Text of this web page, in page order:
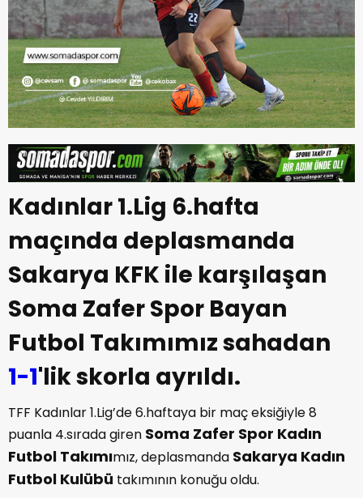
Kadınlar 1.Lig 6.hafta
maçında deplasmanda
Sakarya KFK ile karşılaşan
Soma Zafer Spor Bayan
Futbol Takımımız sahadan
1-1'lik skorla ayrıldı.
TFF Kadınlar 1.Lig’de 6.haftaya bir maç eksiğiyle 8
puanla 4.sırada giren Soma Zafer Spor Kadın
Futbol Takımımız, deplasmanda Sakarya Kadın
Futbol Kulübü takımının konuğu oldu.